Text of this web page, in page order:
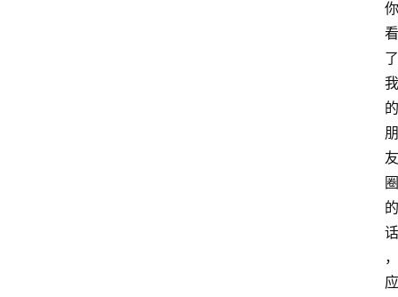
你
看
了
我
的
朋
友
圈
的
话
，
应